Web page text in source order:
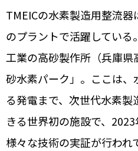
TMEICの水素製造用整流
のプラントで活躍してい
工業の高砂製作所（兵庫
砂水素パーク」。ここは
る発電まで、次世代水素
きる世界初の施設で、2023
様々な技術の実証が行われ